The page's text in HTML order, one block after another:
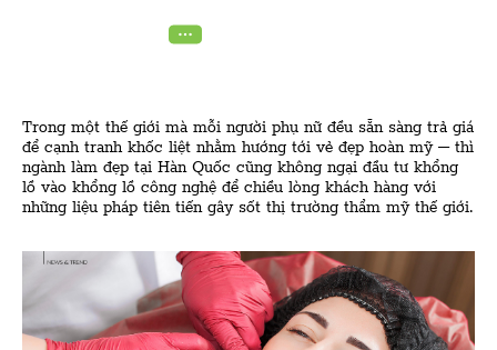
Trong một thế giới mà mỗi người phụ nữ đều sẵn sàng trả giá
để cạnh tranh khốc liệt nhằm hướng tới vẻ đẹp hoàn mỹ – thì
ngành làm đẹp tại Hàn Quốc cũng không ngại đầu tư khổng
lồ vào khổng lồ công nghệ để chiều lòng khách hàng với
những liệu pháp tiên tiến gây sốt thị trường thẩm mỹ thế giới.